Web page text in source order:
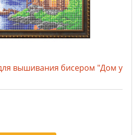
вышивания бисером "Дом у